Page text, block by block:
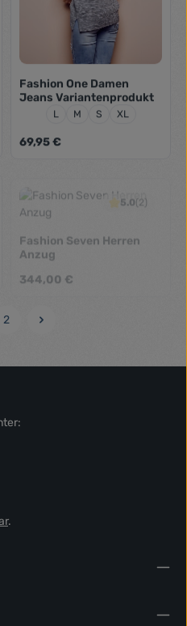
Fashion One Damen
Jeans Variantenprodukt
L M S XL
Regulärer Preis:
69,95 €
(2)
Fashion Seven Herren
Anzug
344,00 €
Seite
2
.